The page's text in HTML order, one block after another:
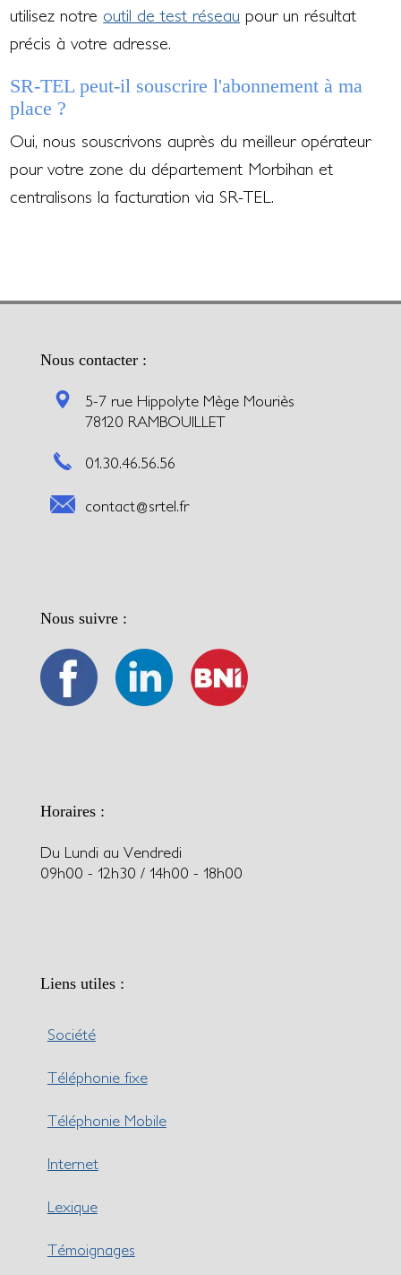
utilisez notre outil de test réseau pour un résultat
précis à votre adresse.
SR-TEL peut-il souscrire l'abonnement à ma
place ?
Oui, nous souscrivons auprès du meilleur opérateur
pour votre zone du département Morbihan et
centralisons la facturation via SR-TEL.
Nous contacter :
5-7 rue Hippolyte Mège Mouriès
78120 RAMBOUILLET
01.30.46.56.56
contact@srtel.fr
Nous suivre :
Horaires :
Du Lundi au Vendredi
09h00 - 12h30 / 14h00 - 18h00
Liens utiles :
Société
Téléphonie fixe
Téléphonie Mobile
Internet
Lexique
Témoignages